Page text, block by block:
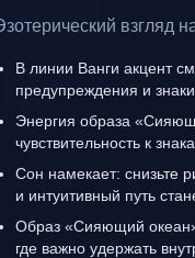
взгляд
В линии Ванги акцент
предупреждения и
Энергия образа
чувствительность к
Сон намекает: снизьте
и интуитивный путь
Образ «Сияющий
где важно удержать